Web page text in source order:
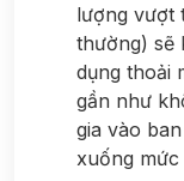
lượng vượt
thường) sẽ
dụng thoải
gần như
gia vào
xuống mức